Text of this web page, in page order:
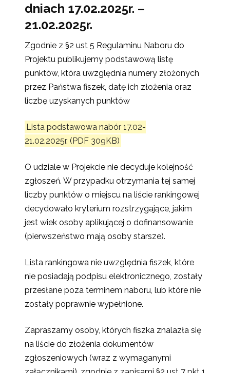
dniach 17.02.2025r. –
21.02.2025r.
Zgodnie z §2 ust 5 Regulaminu Naboru do
Projektu publikujemy podstawową listę
punktów, która uwzględnia numery złożonych
przez Państwa fiszek, datę ich złożenia oraz
liczbę uzyskanych punktów
Lista podstawowa nabór 17.02-
21.02.2025r. (PDF 309KB)
O udziale w Projekcie nie decyduje kolejność
zgłoszeń. W przypadku otrzymania tej samej
liczby punktów o miejscu na liście rankingowej
decydowało kryterium rozstrzygające, jakim
jest wiek osoby aplikującej o dofinansowanie
(pierwszeństwo mają osoby starsze).
Lista rankingowa nie uwzględnia fiszek, które
nie posiadają podpisu elektronicznego, zostały
przesłane poza terminem naboru, lub które nie
zostały poprawnie wypełnione.
Zapraszamy osoby, których fiszka znalazła się
na liście do złożenia dokumentów
zgłoszeniowych (wraz z wymaganymi